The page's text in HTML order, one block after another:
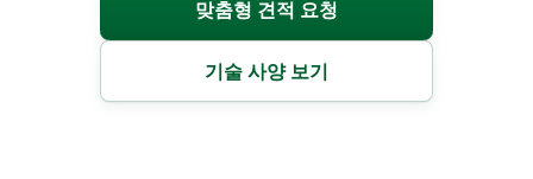
맞춤형 견적 요청
기술 사양 보기